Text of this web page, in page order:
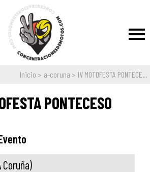
Inicio a-coruna IV MOTOFESTA PONTECE...
PONTECESO
Coruña)